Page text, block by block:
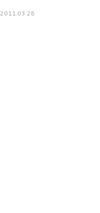
2011.03.28